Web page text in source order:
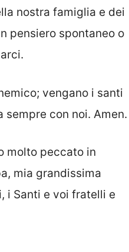
nostra famiglia e dei
pensiero spontaneo o
vengano i santi
con noi. Amen.
molto peccato in
mia grandissima
i Santi e voi fratelli e